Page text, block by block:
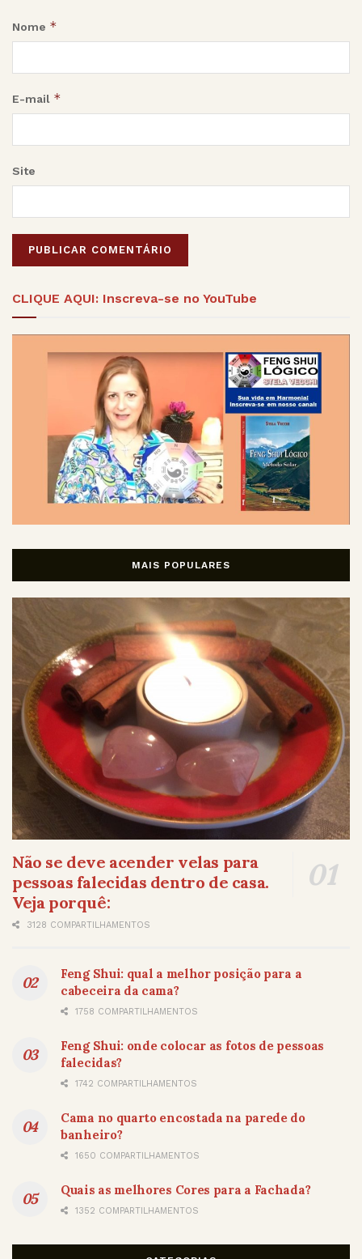
Nome *
E-mail *
Site
CLIQUE AQUI: Inscreva-se no YouTube
MAIS POPULARES
Não se deve acender velas para
pessoas falecidas dentro de casa.
Veja porquê:
3128 COMPARTILHAMENTOS
Feng Shui: qual a melhor posição para a
cabeceira da cama?
1758 COMPARTILHAMENTOS
Feng Shui: onde colocar as fotos de pessoas
falecidas?
1742 COMPARTILHAMENTOS
Cama no quarto encostada na parede do
banheiro?
1650 COMPARTILHAMENTOS
Quais as melhores Cores para a Fachada?
1352 COMPARTILHAMENTOS